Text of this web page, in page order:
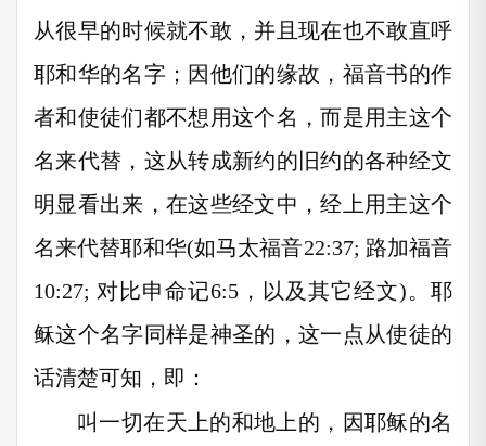
从很早的时候就不敢，并且现在也不敢直呼
耶和华的名字；因他们的缘故，福音书的作
者和使徒们都不想用这个名，而是用主这个
名来代替，这从转成新约的旧约的各种经文
明显看出来，在这些经文中，经上用主这个
名来代替耶和华(如马太福音22:37; 路加福音
10:27; 对比申命记6:5，以及其它经文)。耶
稣这个名字同样是神圣的，这一点从使徒的
话清楚可知，即：
叫一切在天上的和地上的，因耶稣的名